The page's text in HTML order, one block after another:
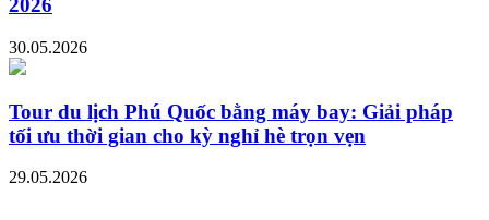
2026
30.05.2026
Tour du lịch Phú Quốc bằng máy bay: Giải pháp
tối ưu thời gian cho kỳ nghỉ hè trọn vẹn
29.05.2026